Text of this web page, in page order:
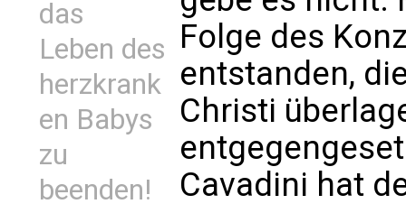
das
Leben des
herzkrank
en Babys
zu
beenden!
Folge des
entstanden,
Christi
Cavadini hat